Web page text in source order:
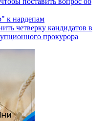
к нардепам
четверку кандидатов в
прокурора